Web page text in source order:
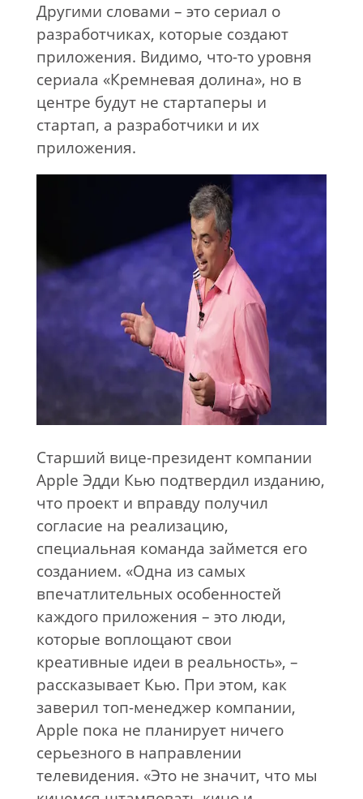
Другими словами – это сериал о
разработчиках, которые создают
приложения. Видимо, что-то уровня
сериала «Кремневая долина», но в
центре будут не стартаперы и
стартап, а разработчики и их
приложения.
Старший вице-президент компании
Apple Эдди Кью подтвердил изданию,
что проект и вправду получил
согласие на реализацию,
специальная команда займется его
созданием. «Одна из самых
впечатлительных особенностей
каждого приложения – это люди,
которые воплощают свои
креативные идеи в реальность», –
рассказывает Кью. При этом, как
заверил топ-менеджер компании,
Apple пока не планирует ничего
серьезного в направлении
телевидения. «Это не значит, что мы